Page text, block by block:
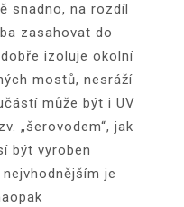
snadno, na rozdíl
zasahovat do
izoluje okolní
mostů, nesráží
může být i UV
„šerovodem“, jak
být vyroben
je